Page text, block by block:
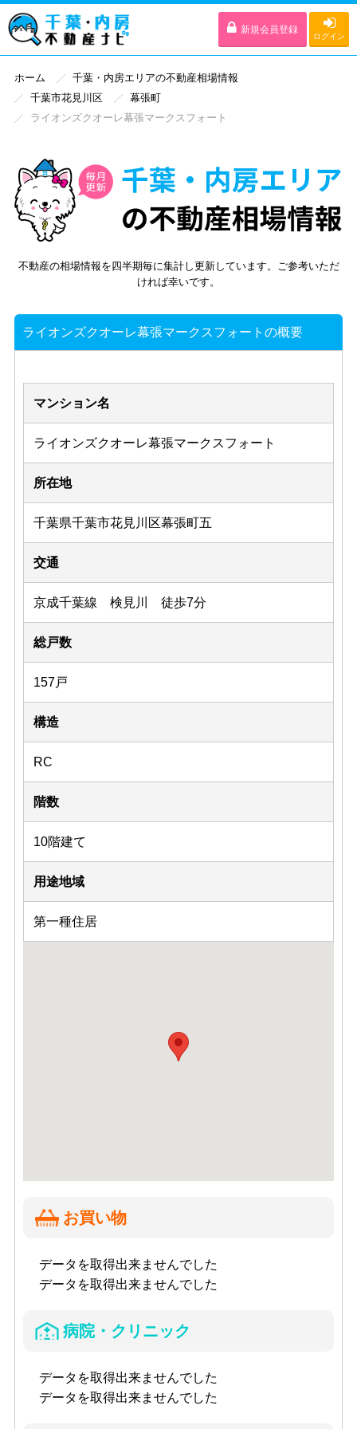
新規会員登録
ログイン
ホーム
千葉・内房エリアの不動産相場情報
千葉市花見川区
幕張町
ライオンズクオーレ幕張マークスフォート
不動産の相場情報を四半期毎に集計し更新しています。ご参考いただ
ければ幸いです。
ライオンズクオーレ幕張マークスフォートの概要
マンション名
ライオンズクオーレ幕張マークスフォート
所在地
千葉県千葉市花見川区幕張町五
交通
京成千葉線 検見川 徒歩7分
総戸数
157戸
構造
RC
階数
10階建て
用途地域
第一種住居
お買い物
データを取得出来ませんでした
データを取得出来ませんでした
病院・クリニック
データを取得出来ませんでした
データを取得出来ませんでした